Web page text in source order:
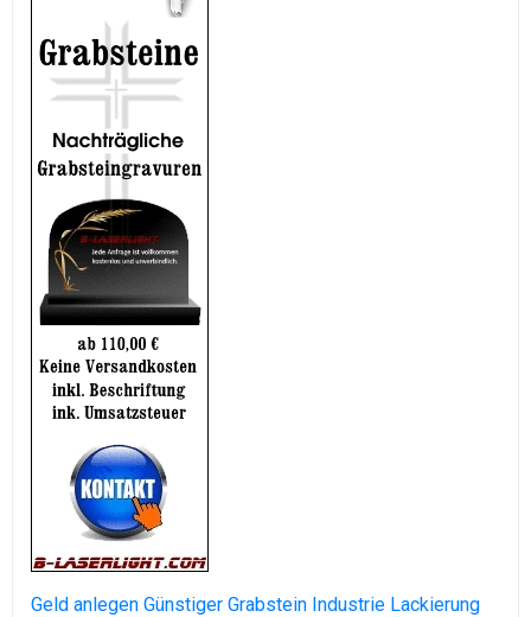
Geld anlegen Günstiger Grabstein Industrie Lackierung